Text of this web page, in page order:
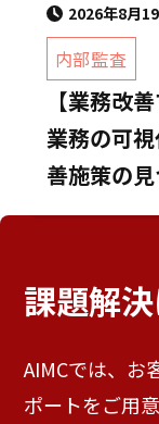
2026年8月19
内部監査
【業務改
業務の可
善施策の
課題解
AIMCでは、お
ポートをご用